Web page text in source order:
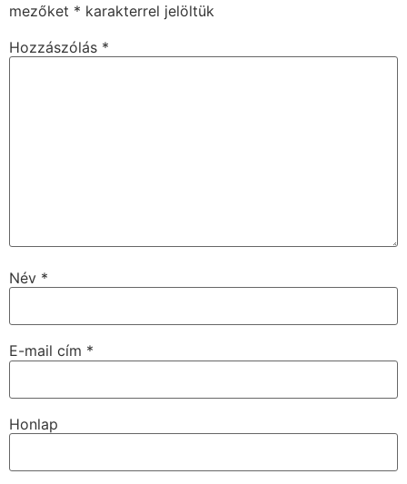
mezőket * karakterrel jelöltük
Hozzászólás *
Név *
E-mail cím *
Honlap